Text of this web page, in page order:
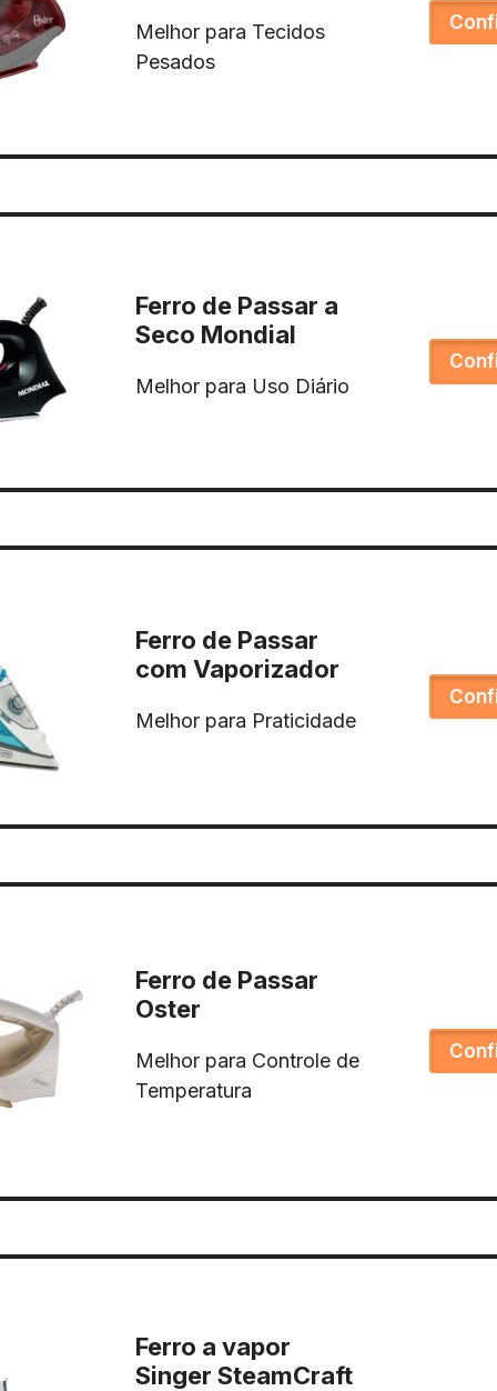
Melhor para Tecidos
Pesados
Ferro de Passar a
Seco Mondial
Melhor para Uso Diário
Ferro de Passar
com Vaporizador
Melhor para Praticidade
Ferro de Passar
Oster
Melhor para Controle de
Temperatura
Ferro a vapor
Singer SteamCraft